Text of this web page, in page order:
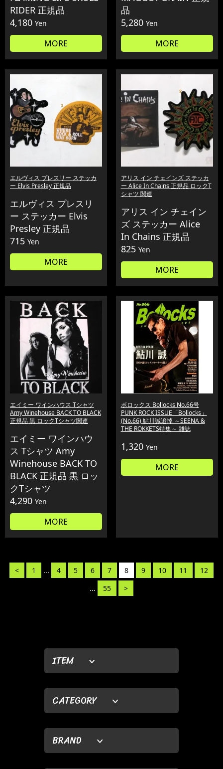
ITEM
CATEGORY
BRAND
RIDER 正規品
4,180 Yen
MORE
品
5,280 Yen
MORE
エルヴィス プレスリー ステッカ
ー Elvis Presley 正規品
エルヴィス プレスリ
ー ステッカー Elvis
Presley 正規品
715 Yen
MORE
アリス イン チェインズ ステッカ
ー Alice In Chains 正規品 ロックT
シャツ 関連
アリス イン チェイン
ズ ステッカー Alice
In Chains 正規品
825 Yen
MORE
エイミー ワインハウス Tシャツ
Amy Winehouse BACK TO BLACK
正規品 黒 ロックTシャツ関連
エイミー ワインハウ
ス Tシャツ Amy
Winehouse BACK TO
BLACK 正規品 黒 ロッ
クTシャツ
4,290 Yen
MORE
ボロックス Bollocks No.66号
PUNK ROCK ISSUE「Bollocks」
(No.66) 鮎川誠追悼 ～SEENA &
THE ROKKETS特集～ 雑誌
1,320 Yen
MORE
< 1 ... 4 5 6 7 8 9 10 11
12
...
55 >